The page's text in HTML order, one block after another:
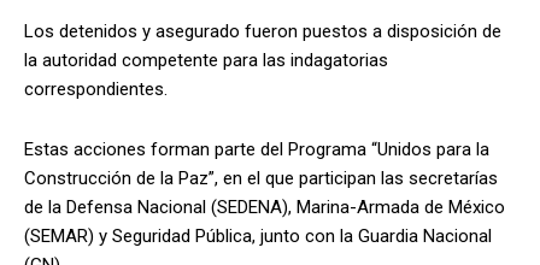
Los detenidos y asegurado fueron puestos a disposición de
la autoridad competente para las indagatorias
correspondientes.
Estas acciones forman parte del Programa “Unidos para la
Construcción de la Paz”, en el que participan las secretarías
de la Defensa Nacional (SEDENA), Marina-Armada de México
(SEMAR) y Seguridad Pública, junto con la Guardia Nacional